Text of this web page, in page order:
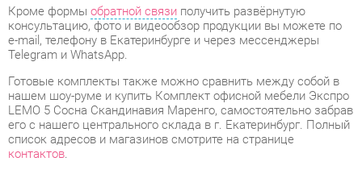
нашем шоу-руме и купить Комплект офисной мебели Экспро
LEMO 5 Сосна Скандинавия Маренго, самостоятельно забрав
его с нашего центрального склада в г. Екатеринбург. Полный
список адресов и магазинов смотрите на странице
контактов.
Типы столов
Прямоугольные
Тумбы
Без замка
Класс (офис)